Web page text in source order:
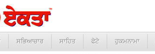
ਸਭਿਆਚਾਰ ਸਾਹਿਤ ਫੋਟੋ ਹੁਕਮਨਾਮਾ